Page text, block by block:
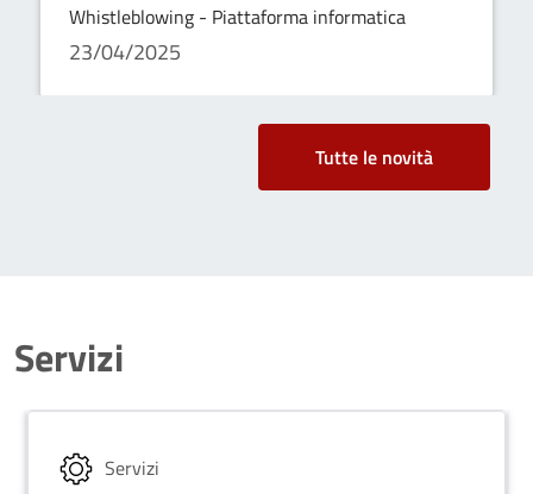
Whistleblowing - Piattaforma informatica
23/04/2025
Tutte le novità
Servizi
Servizi